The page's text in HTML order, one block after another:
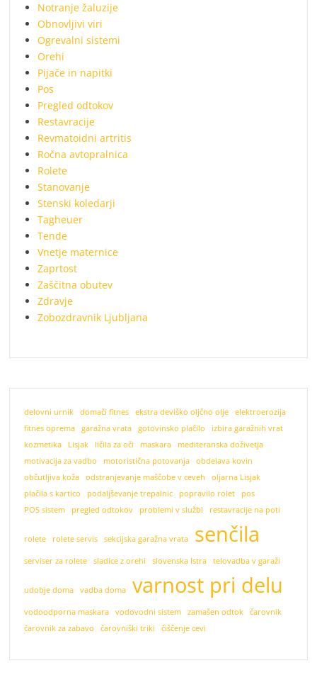
Notranje žaluzije
Obnovljivi viri
Ogrevalni sistemi
Orehi
Pijače in napitki
Pos
Pregled odtokov
Restavracije
Revmatoidni artritis
Ročna avtopralnica
Rolete
Stanovanje
Stenski koledarji
Tagheuer
Tende
Vnetje maternice
Zaprtost
Zaščitna obutev
Zdravje
Zobozdravnik Ljubljana
delovni urnik domači fitnes ekstra deviško oljčno olje
elektroerozija
fitnes oprema
garažna vrata gotovinsko plačilo
izbira garažnih vrat
kozmetika
Lisjak ličila za oči maskara
mediteranska doživetja
motivacija za vadbo
motoristična potovanja
obdelava kovin
občutljiva koža
odstranjevanje maščobe v ceveh
oljarna Lisjak
plačila s kartico
podaljševanje trepalnic popravilo rolet
pos
POS sistem
pregled odtokov problemi v službi restavracije na poti
rolete rolete servis sekcijska garažna vrata senčila
serviser za rolete sladice z orehi slovenska Istra telovadba v garaži
udobje doma vadba doma varnost pri delu
vodoodporna maskara vodovodni sistem zamašen odtok
čarovnik
čarovnik za zabavo
čarovniški triki čiščenje cevi